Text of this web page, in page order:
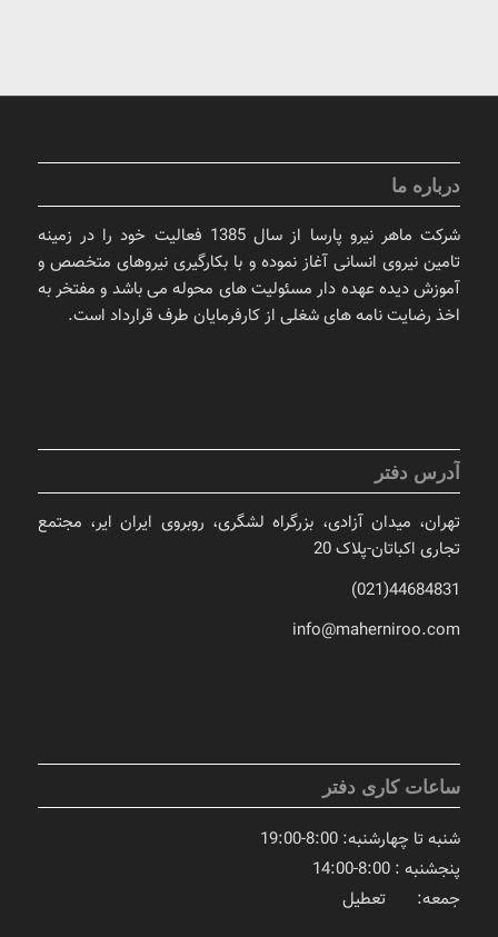
درباره ما
شرکت ماهر نیرو پارسا از سال 1385 فعالیت خود را در زمینه
تامین نیروی انسانی آغاز نموده و با بکارگیری نیروهای متخصص و
آموزش دیده عهده دار مسئولیت های محوله می باشد و مفتخر به
اخذ رضایت نامه های شغلی از کارفرمایان طرف قرارداد است.
آدرس دفتر
تهران، میدان آزادی، بزرگراه لشگری، روبروی ایران ایر، مجتمع
تجاری اکباتان-پلاک 20
44684831(021)
info@maherniroo.com
ساعات کاری دفتر
شنبه تا چهارشنبه: 8:00-19:00
پنجشنبه : 8:00-14:00
جمعه: تعطیل